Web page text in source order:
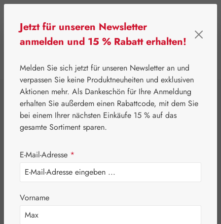
⌂ Handelswaren Embamed®
Schwarzkümmelöl
500 mg
Embamed®
Kapseln
Jetzt für unseren Newsletter
anmelden und 15 % Rabatt erhalten!
Melden Sie sich jetzt für unseren Newsletter an und
verpassen Sie keine Produktneuheiten und exklusiven
Aktionen mehr. Als Dankeschön für Ihre Anmeldung
erhalten Sie außerdem einen Rabattcode, mit dem Sie
bei einem Ihrer nächsten Einkäufe 15 % auf das
gesamte Sortiment sparen.
E-Mail-Adresse *
Vorname